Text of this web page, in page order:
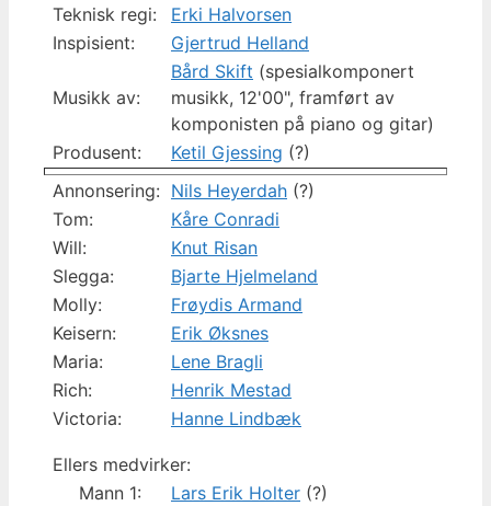
Teknisk regi:
Erki Halvorsen
Inspisient:
Gjertrud Helland
Musikk av:
Bård Skift (spesialkomponert
musikk, 12'00", framført av
komponisten på piano og gitar)
Produsent:
Ketil Gjessing (?)
Annonsering: Nils Heyerdah (?)
Tom:
Kåre Conradi
Will:
Knut Risan
Slegga:
Bjarte Hjelmeland
Molly:
Frøydis Armand
Keisern:
Erik Øksnes
Maria:
Lene Bragli
Rich:
Henrik Mestad
Victoria:
Hanne Lindbæk
Ellers medvirker:
Mann 1:
Lars Erik Holter (?)